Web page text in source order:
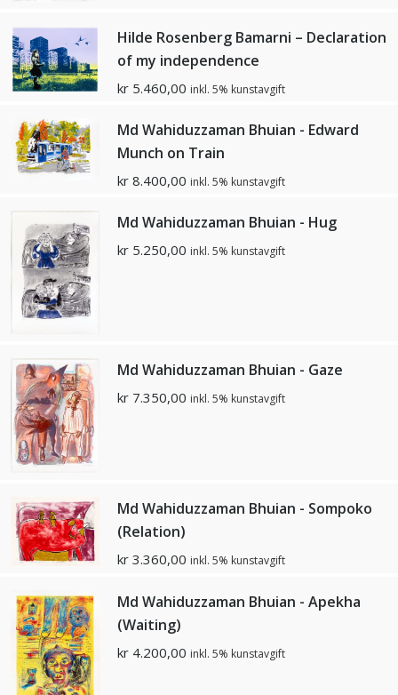
Hilde Rosenberg Bamarni – Declaration
of my independence
kr 5.460,00 inkl. 5% kunstavgift
Md Wahiduzzaman Bhuian - Edward
Munch on Train
kr 8.400,00 inkl. 5% kunstavgift
Md Wahiduzzaman Bhuian - Hug
kr 5.250,00 inkl. 5% kunstavgift
Md Wahiduzzaman Bhuian - Gaze
kr 7.350,00 inkl. 5% kunstavgift
Md Wahiduzzaman Bhuian - Sompoko
(Relation)
kr 3.360,00 inkl. 5% kunstavgift
Md Wahiduzzaman Bhuian - Apekha
(Waiting)
kr 4.200,00 inkl. 5% kunstavgift